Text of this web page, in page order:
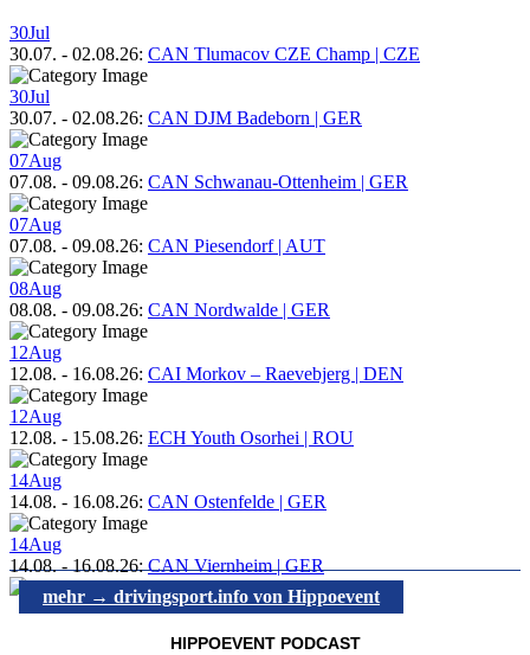
30Jul
30.07. - 02.08.26: CAN Tlumacov CZE Champ | CZE
30Jul
30.07. - 02.08.26: CAN DJM Badeborn | GER
07Aug
07.08. - 09.08.26: CAN Schwanau-Ottenheim | GER
07Aug
07.08. - 09.08.26: CAN Piesendorf | AUT
08Aug
08.08. - 09.08.26: CAN Nordwalde | GER
12Aug
12.08. - 16.08.26: CAI Morkov – Raevebjerg | DEN
12Aug
12.08. - 15.08.26: ECH Youth Osorhei | ROU
14Aug
14.08. - 16.08.26: CAN Ostenfelde | GER
14Aug
14.08.-16.08.26:CAN Viernheim | GER
mehr → drivingsport.info von Hippoevent
HIPPOEVENT PODCAST